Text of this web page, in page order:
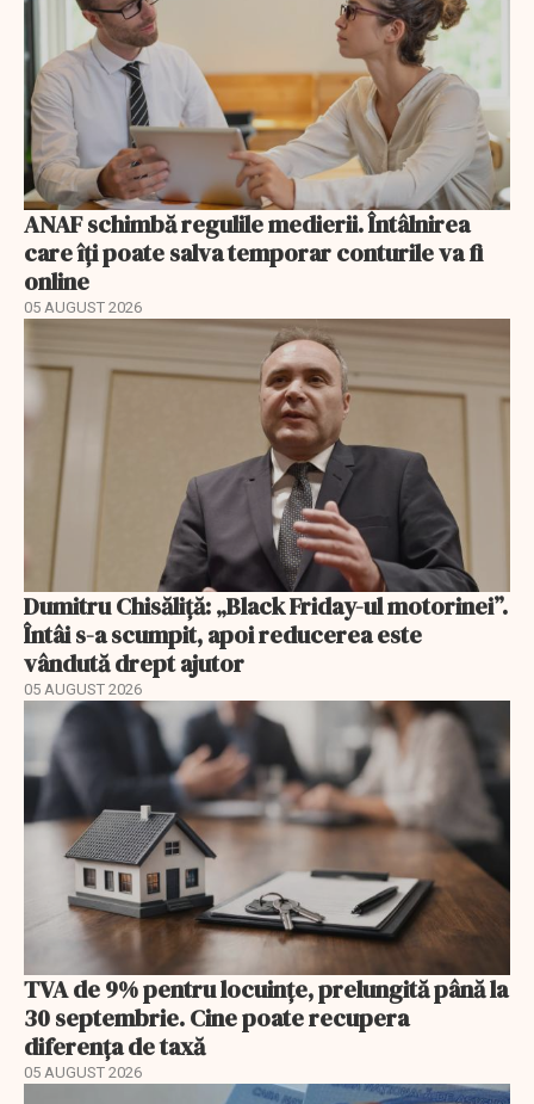
ANAF schimbă regulile medierii. Întâlnirea
care îți poate salva temporar conturile va fi
online
05 AUGUST 2026
Dumitru Chisăliță: „Black Friday-ul motorinei”.
Întâi s-a scumpit, apoi reducerea este
vândută drept ajutor
05 AUGUST 2026
TVA de 9% pentru locuințe, prelungită până la
30 septembrie. Cine poate recupera
diferența de taxă
05 AUGUST 2026